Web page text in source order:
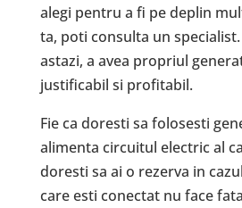
alegi pentru a fi pe deplin
ta, poti consulta un
astazi, a avea propriul
justificabil si profitabil.
Fie ca doresti sa folosesti
alimenta circuitul electric al
doresti sa ai o rezerva in
care esti conectat nu face